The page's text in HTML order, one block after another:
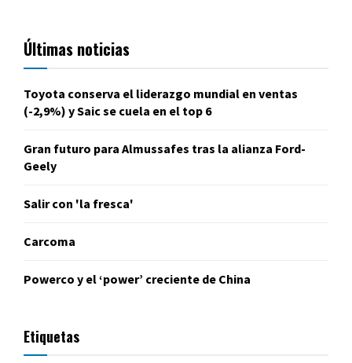
Últimas noticias
Toyota conserva el liderazgo mundial en ventas
(-2,9%) y Saic se cuela en el top 6
Gran futuro para Almussafes tras la alianza Ford-
Geely
Salir con 'la fresca'
Carcoma
Powerco y el ‘power’ creciente de China
Etiquetas